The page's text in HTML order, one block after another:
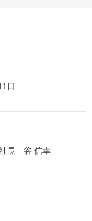
日
長　谷 信幸